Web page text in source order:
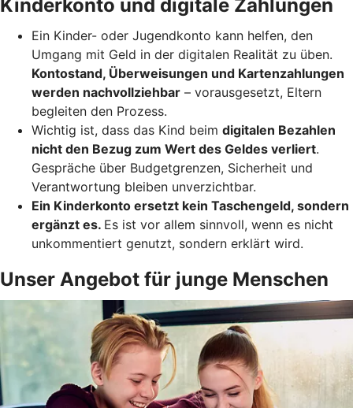
Kinderkonto und digitale Zahlungen
Ein Kinder- oder Jugendkonto kann helfen, den
Umgang mit Geld in der digitalen Realität zu üben.
Kontostand, Überweisungen und Kartenzahlungen
werden nachvollziehbar – vorausgesetzt, Eltern
begleiten den Prozess.
Wichtig ist, dass das Kind beim digitalen Bezahlen
nicht den Bezug zum Wert des Geldes verliert.
Gespräche über Budgetgrenzen, Sicherheit und
Verantwortung bleiben unverzichtbar.
Ein Kinderkonto ersetzt kein Taschengeld, sondern
ergänzt es. Es ist vor allem sinnvoll, wenn es nicht
unkommentiert genutzt, sondern erklärt wird.
Unser Angebot für junge Menschen